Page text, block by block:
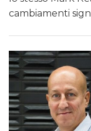
cambiamenti